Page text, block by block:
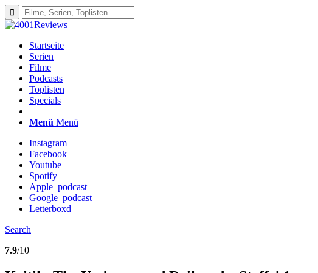
Startseite
Serien
Filme
Podcasts
Toplisten
Specials
Menü Menü
Instagram
Facebook
Youtube
Spotify
Apple_podcast
Google_podcast
Letterboxd
Search
7.9/10